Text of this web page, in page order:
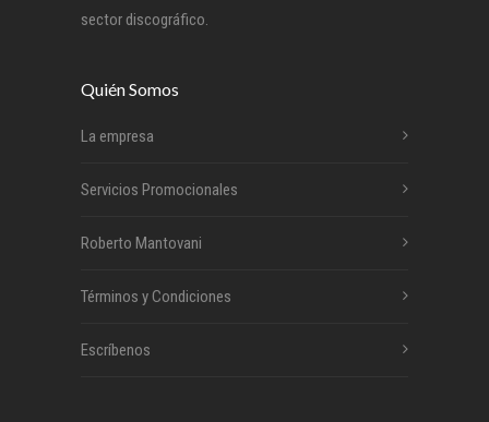
sector discográfico.
Quién Somos
La empresa
Servicios Promocionales
Roberto Mantovani
Términos y Condiciones
Escríbenos